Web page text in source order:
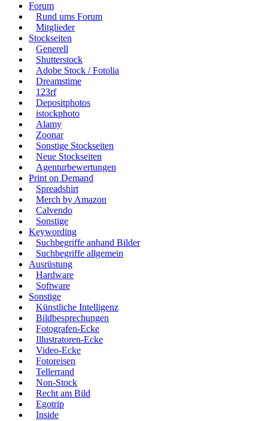
Forum
Rund ums Forum
Mitglieder
Stockseiten
Generell
Shutterstock
Adobe Stock / Fotolia
Dreamstime
123rf
Depositphotos
istockphoto
Alamy
Zoonar
Sonstige Stockseiten
Neue Stockseiten
Agenturbewertungen
Print on Demand
Spreadshirt
Merch by Amazon
Calvendo
Sonstige
Keywording
Suchbegriffe anhand Bilder
Suchbegriffe allgemein
Ausrüstung
Hardware
Software
Sonstige
Künstliche Intelligenz
Bildbesprechungen
Fotografen-Ecke
Illustratoren-Ecke
Video-Ecke
Fotoreisen
Tellerrand
Non-Stock
Recht am Bild
Egotrip
Inside